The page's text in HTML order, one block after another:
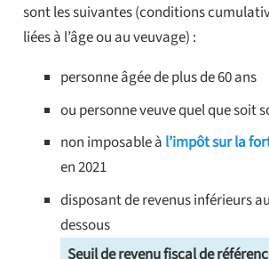
sont les suivantes (conditions
liées à l’âge ou au veuvage) :
personne âgée de plus de 60 ans
ou personne veuve quel que soit
non imposable à l’impôt sur la
en 2021
disposant de revenus inférieurs
dessous
Seuil de revenu fiscal de